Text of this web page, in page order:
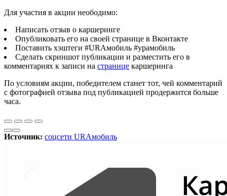
Для участия в акции неободимо:
Написать отзыв о каршеринге
Опубликовать его на своей странице в Вконтакте
Поставить хэштеги #URAмобиль #урамобиль
Сделать скриншот публикации и разместить его в
комментариях к записи на странице каршеринга
По условиям акции, победителем станет тот, чей комментарий
с фотографией отзыва под публикацией продержится больше
часа.
Источник: соцсети URAмобиль